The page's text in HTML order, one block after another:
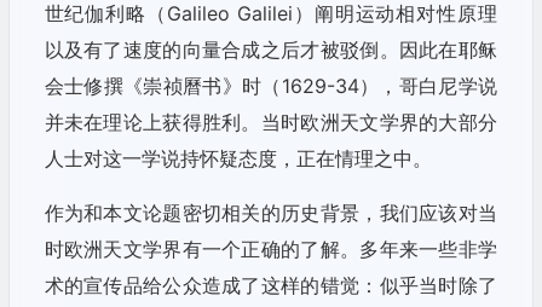
世纪伽利略（Galileo Galilei）阐明运动相对性原理
以及有了速度的向量合成之后才被驳倒。因此在耶稣
会士修撰《崇祯曆书》时（1629-34），哥白尼学说
并未在理论上获得胜利。当时欧洲天文学界的大部分
人士对这一学说持怀疑态度，正在情理之中。
作为和本文论题密切相关的历史背景，我们应该对当
时欧洲天文学界有一个正确的了解。多年来一些非学
术的宣传品给公众造成了这样的错觉：似乎当时除了